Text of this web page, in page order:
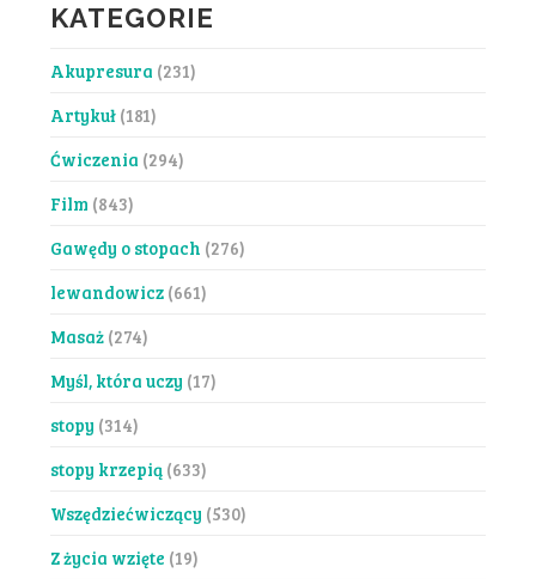
KATEGORIE
Akupresura (231)
Artykuł(181)
Ćwiczenia (294)
Film (843)
Gawędy o stopach (276)
lewandowicz(661)
Masaż(274)
Myśl, która uczy (17)
stopy (314)
stopy krzepią(633)
Wszędziećwiczący (530)
Z życia wzięte (19)